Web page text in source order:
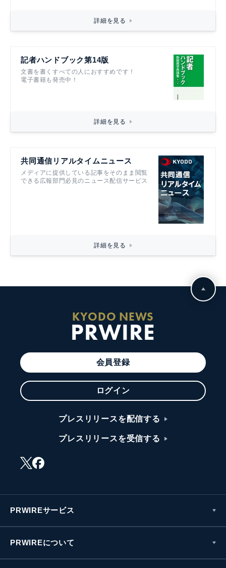
詳細を見る
記者ハンドブック第14版
文書を書くすべての人におすすめです！
電子書籍も発売中！
詳細を見る
共同通信リアルタイムニュース
メディアに提供している記事をそのまま閲覧
できる広報部門必見のニュース配信サービス
詳細を見る
KYODO NEWS
PRWIRE
会員登録
ログイン
プレスリリースを配信する
プレスリリースを受信する
PRWIREサービス
PRWIREについて